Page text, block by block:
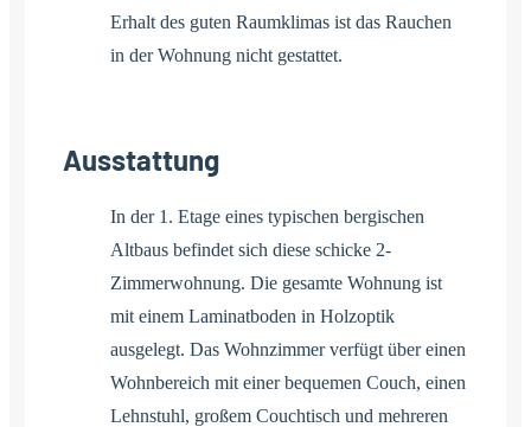
Erhalt des guten Raumklimas ist das Rauchen
in der Wohnung nicht gestattet.
Ausstattung
In der 1. Etage eines typischen bergischen
Altbaus befindet sich diese schicke 2-
Zimmerwohnung. Die gesamte Wohnung ist
mit einem Laminatboden in Holzoptik
ausgelegt. Das Wohnzimmer verfügt über einen
Wohnbereich mit einer bequemen Couch, einen
Lehnstuhl, großem Couchtisch und mehreren